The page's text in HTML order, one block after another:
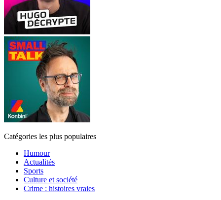
Catégories les plus populaires
Humour
Actualités
Sports
Culture et société
Crime : histoires vraies